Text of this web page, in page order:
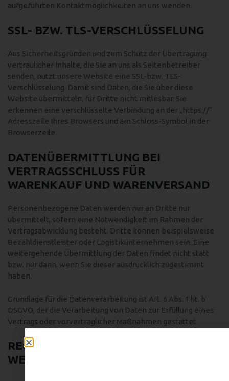
aufgeführten Kontaktmöglichkeiten an uns wenden.
SSL- BZW. TLS-VERSCHLÜSSELUNG
Aus Sicherheitsgründen und zum Schutz der Übertragung
vertraulicher Inhalte, die Sie an uns als Seitenbetreiber
senden, nutzt unsere Website eine SSL-bzw. TLS-
Verschlüsselung. Damit sind Daten, die Sie über diese
Website übermitteln, für Dritte nicht mitlesbar. Sie
erkennen eine verschlüsselte Verbindung an der „https://“
Adresszeile Ihres Browsers und am Schloss-Symbol in der
Browserzeile.
DATENÜBERMITTLUNG BEI
VERTRAGSSCHLUSS FÜR
WARENKAUF UND WARENVERSAND
Personenbezogene Daten werden nur an Dritte nur
übermittelt, sofern eine Notwendigkeit im Rahmen der
Vertragsabwicklung besteht. Dritte können beispielsweise
Bezahldienstleister oder Logistikunternehmen sein. Eine
weitergehende Übermittlung der Daten findet nicht statt
bzw. nur dann, wenn Sie dieser ausdrücklich zugestimmt
haben.
Grundlage für die Datenverarbeitung ist Art. 6 Abs. 1 lit. b
DSGVO, der die Verarbeitung von Daten zur Erfüllung eines
Vertrags oder vorvertraglicher Maßnahmen gestattet.
REGISTRIERUNG AUF DIESER
WEBSITE